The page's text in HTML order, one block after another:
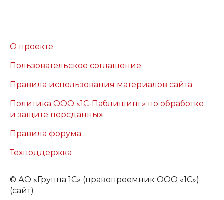
О проекте
Пользовательское соглашение
Правила использования материалов сайта
Политика ООО «1С-Паблишинг» по обработке
и защите персданных
Правила форума
Техподдержка
© АО «Группа 1С» (правопреемник ООО «1С»)
(сайт)